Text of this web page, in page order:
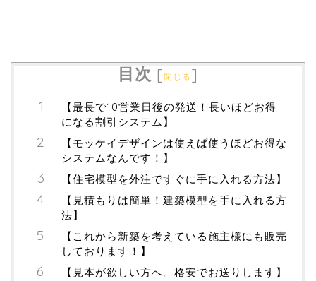
目次 [閉じる ]
【最長で10営業日後の発送！長いほどお得
になる割引システム】
【モッケイデザインは使えば使うほどお得な
システムなんです！】
【住宅模型を外注ですぐに手に入れる方法】
【見積もりは簡単！建築模型を手に入れる方
法】
【これから新築を考えている施主様にも販売
しております！】
【見本が欲しい方へ。格安でお送りします】